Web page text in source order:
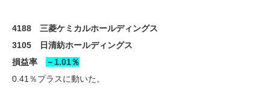
4188 三菱ケミカルホールディングス
3105 日清紡ホールディングス
損益率
－1.01％
0.41％プラスに動いた。